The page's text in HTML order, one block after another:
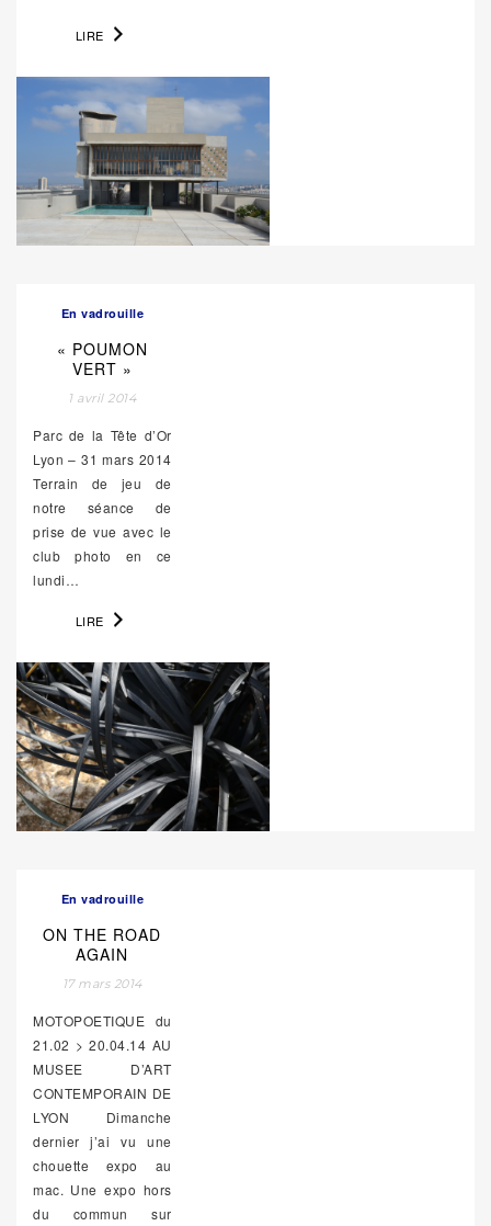
LIRE
En vadrouille
« POUMON
VERT »
1 avril 2014
Parc de la Tête d’Or
Lyon – 31 mars 2014
Terrain de jeu de
notre séance de
prise de vue avec le
club photo en ce
lundi…
LIRE
En vadrouille
ON THE ROAD
AGAIN
17 mars 2014
MOTOPOETIQUE du
21.02 > 20.04.14 AU
MUSEE D’ART
CONTEMPORAIN DE
LYON Dimanche
dernier j’ai vu une
chouette expo au
mac. Une expo hors
du commun sur